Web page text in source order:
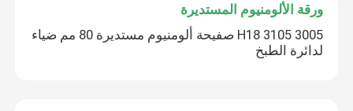
ورقة الألومنيوم المستديرة
H18 3105 3005 صفيحة ألومنيوم مستديرة 80 مم ضياء
لدائرة الطبخ